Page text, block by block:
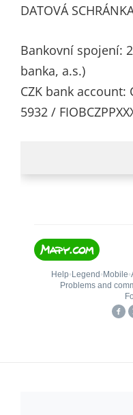
DATOVÁ
Bankovní spojení:
banka, a.s.)
CZK bank account:
5932 /